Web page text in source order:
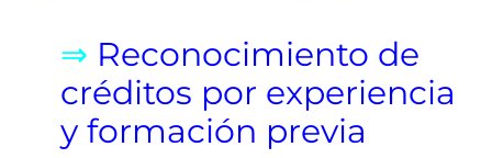
⇒ Reconocimiento de
créditos por experiencia
y formación previa